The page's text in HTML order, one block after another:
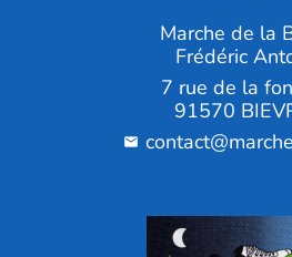
Marche de la
Frédéric
7 rue de la
91570